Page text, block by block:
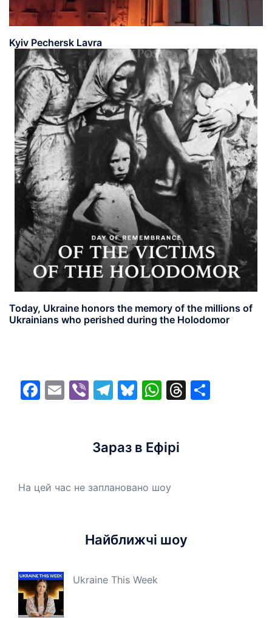
Kyiv Pechersk Lavra
Today, Ukraine honors the memory of the millions of
Ukrainians who perished during the Holodomor
Facebook
EmailViberTelegram
Bluesky
WhatsApp
Threads
Зараз в Ефірі
На цей час не заплановано шоу
Найближчі шоу
Ukraine This Week